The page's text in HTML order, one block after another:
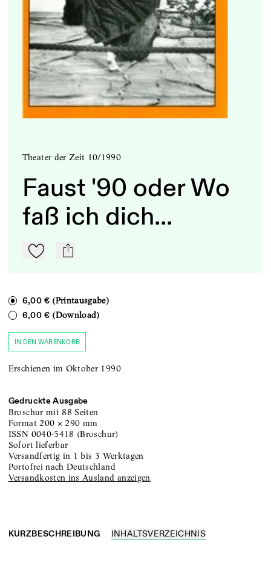
Theater der Zeit 10/1990
Faust '90 oder Wo
faß ich dich...
Zu Mein-TdZ hinzufügen
mail
6,00 €(Printausgabe)
6,00 €(Download)
IN DEN WARENKORB
Erschienen im Oktober 1990
Gedruckte Ausgabe
Broschur mit 88 Seiten
Format200 ×290 mm
ISSN 0040-5418 (Broschur)
sofort lieferbar
versandfertig in 1 bis 3 Werktagen
portofrei nach Deutschland
Versandkosten ins Ausland anzeigen
KURZBESCHREIBUNG INHALTSVERZEICHNIS